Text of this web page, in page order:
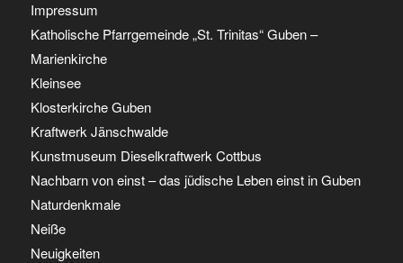
Impressum
Katholische Pfarrgemeinde „St. Trinitas“ Guben –
Marienkirche
Kleinsee
Klosterkirche Guben
Kraftwerk Jänschwalde
Kunstmuseum Dieselkraftwerk Cottbus
Nachbarn von einst – das jüdische Leben einst in Guben
Naturdenkmale
Neiße
Neuigkeiten